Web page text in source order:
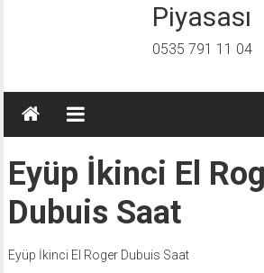
Piyasası
0535 791 11 04
Eyüp İkinci El
Dubuis Saat
Eyüp İkinci El Roger Dubuis Saat